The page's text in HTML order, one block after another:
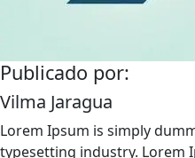
Publicado por:
Vilma Jaragua
Lorem Ipsum is simply
typesetting industry. Lorem